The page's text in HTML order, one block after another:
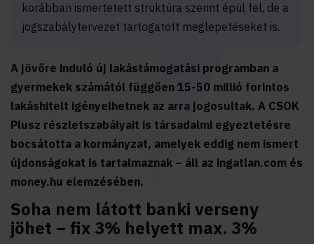
korábban ismertetett struktúra szerint épül fel, de a
jogszabálytervezet tartogatott meglepetéseket is.
A jövőre induló új lakástámogatási programban a
gyermekek számától függően 15-50 millió forintos
lakáshitelt igényelhetnek az arra jogosultak. A CSOK
Plusz részletszabályait is társadalmi egyeztetésre
bocsátotta a kormányzat, amelyek eddig nem ismert
újdonságokat is tartalmaznak – áll az ingatlan.com és
money.hu elemzésében.
Soha nem látott banki verseny
jöhet – fix 3% helyett max. 3%